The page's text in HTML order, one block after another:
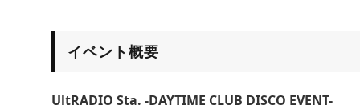
イベント概要
UltRADIO Sta. -DAYTIME CLUB DISCO EVENT-